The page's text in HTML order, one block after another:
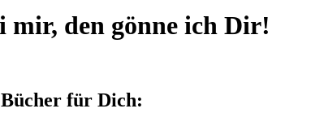
mir, den gönne ich Dir!
für Dich: